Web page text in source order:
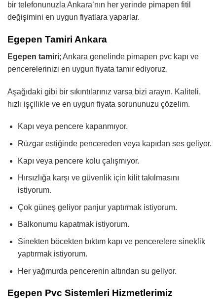
bir telefonunuzla Ankara’nın her yerinde pimapen fitil
değişimini en uygun fiyatlara yaparlar.
Egepen Tamiri Ankara
Egepen tamiri; Ankara genelinde pimapen pvc kapı ve
pencerelerinizi en uygun fiyata tamir ediyoruz.
Aşağıdaki gibi bir sıkıntılarınız varsa bizi arayın. Kaliteli,
hızlı işçilikle ve en uygun fiyata sorununuzu çözelim.
Kapı veya pencere kapanmıyor.
Rüzgar estiğinde pencereden veya kapıdan ses geliyor.
Kapı veya pencere kolu çalışmıyor.
Hırsızlığa karşı ve güvenlik için kilit takılmasını
istiyorum.
Çok güneş geliyor panjur yaptırmak istiyorum.
Balkonumu kapatmak istiyorum.
Sinekten böcekten bıktım kapı ve pencerelere sineklik
yaptırmak istiyorum.
Her yağmurda pencerenin altından su geliyor.
Egepen Pvc Sistemleri Hizmetlerimiz